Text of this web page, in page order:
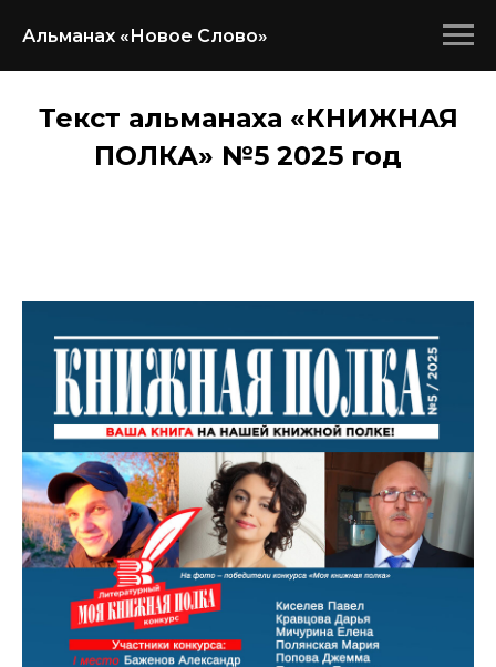
Альманах «Новое Слово»
Текст альманаха «КНИЖНАЯ
ПОЛКА» №5 2025 год